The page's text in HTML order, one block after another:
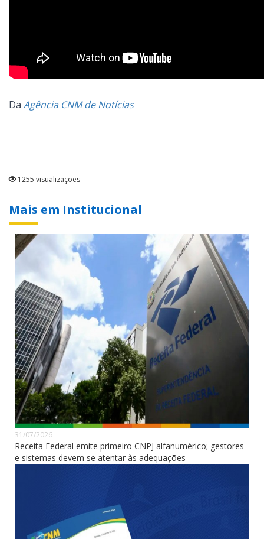
Da Agência CNM de Notícias
1255 visualizações
Mais em Institucional
31/07/2026
Receita Federal emite primeiro CNPJ alfanumérico; gestores
e sistemas devem se atentar às adequações